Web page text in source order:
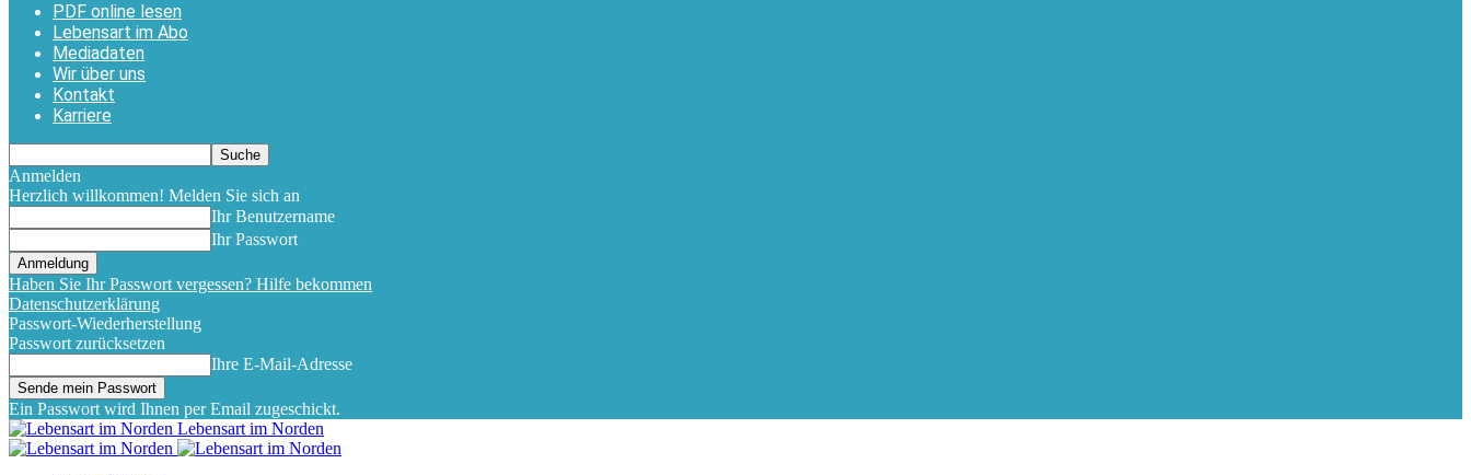
PDF online lesen
Lebensart im Abo
Mediadaten
Wir über uns
Kontakt
Karriere
Anmelden
Herzlich willkommen! Melden Sie sich an
Ihr Benutzername
Ihr Passwort
Haben Sie Ihr Passwort vergessen? Hilfe bekommen
Datenschutzerklärung
Passwort-Wiederherstellung
Passwort zurücksetzen
Ihre E-Mail-Adresse
Ein Passwort wird Ihnen per Email zugeschickt.
Lebensart im Norden